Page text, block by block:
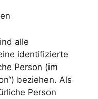
alle
identifizierte
Person (im
beziehen. Als
Person